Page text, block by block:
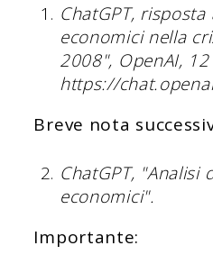
ChatGPT,
economici nella
2008", OpenAI,
https://
Breve nota
ChatGPT, "Analisi
economici".
Importante: